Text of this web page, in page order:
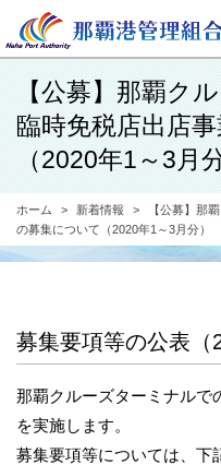
【公募】那覇ク
臨時免税店出店
（2020年1～3月
ホーム 新着情報
【公募】那
の募集について（2020年1～3月分）
募集要項等の公表（
那覇クルーズターミナルで
を実施します。
募集要項等については、下